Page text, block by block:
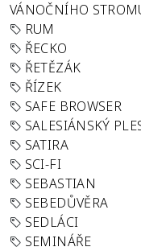
VÁNOČNÍHO
RUM
ŘECKO
ŘETĚZÁK
ŘÍZEK
SAFE BROWSER
SALESIÁNSKÝ
SATIRA
SCI-FI
SEBASTIAN
SEBEDŮVĚRA
SEDLÁCI
SEMINÁŘE